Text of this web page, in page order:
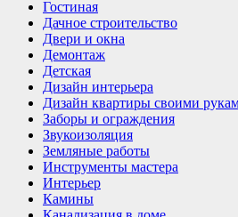
Гостиная
Дачное строительство
Двери и окна
Демонтаж
Детская
Дизайн интерьера
Дизайн квартиры своими
Заборы и ограждения
Звукоизоляция
Земляные работы
Инструменты мастера
Интерьер
Камины